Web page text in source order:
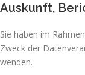
Auskunft,
Sie haben im
Zweck der
wenden.